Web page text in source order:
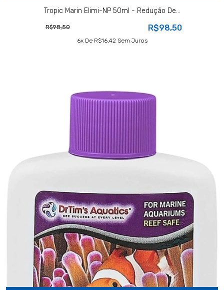
Tropic Marin Elimi-NP 50ml - Redução De...
R$98,50 R$98,50
6X De R$16,42 Sem Juros